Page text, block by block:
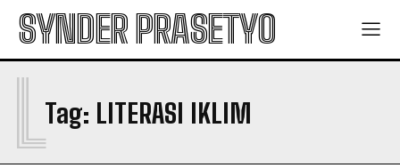
SYNDER PRASETYO
Tag: LITERASI IKLIM
L